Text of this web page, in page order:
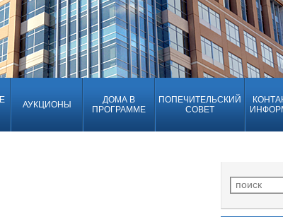
АУКЦИОНЫ
ДОМА В
ПРОГРАММЕ
ПОПЕЧИТЕЛЬСКИЙ
СОВЕТ